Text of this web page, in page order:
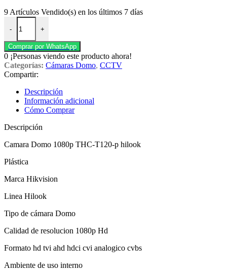
9 Artículos Vendido(s) en los últimos 7 días
-
Camara Domo 1080p THC-T120-p plástica hilook cantidad
+
Comprar por WhatsApp
0 ¡Personas viendo este producto ahora!
Categorías: Cámaras Domo, CCTV
Compartir:
Descripción
Información adicional
Cómo Comprar
Descripción
Camara Domo 1080p THC-T120-p hilook
Plástica
Marca Hikvision
Linea Hilook
Tipo de cámara Domo
Calidad de resolucion 1080p Hd
Formato hd tvi ahd hdci cvi analogico cvbs
Ambiente de uso interno